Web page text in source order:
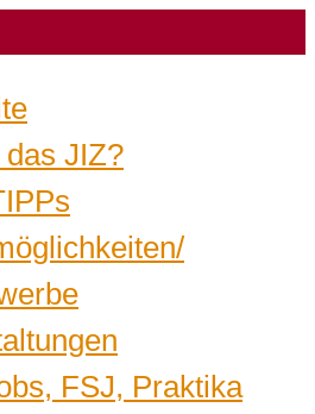
JIZ?
FSJ, Praktika